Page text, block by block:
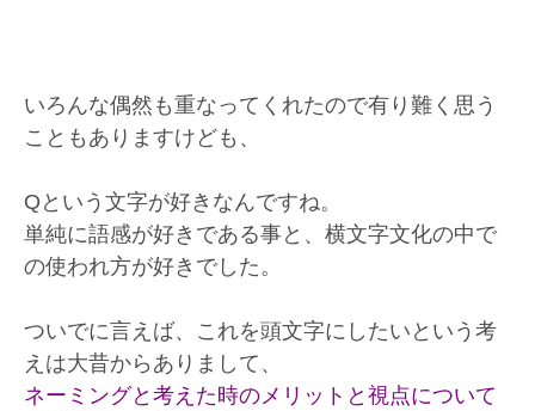
いろんな偶然も重なってくれたので有り難く思う
こともありますけども、
Qという文字が好きなんですね。
単純に語感が好きである事と、横文字文化の中で
の使われ方が好きでした。
ついでに言えば、これを頭文字にしたいという考
えは大昔からありまして、
ネーミングと考えた時のメリットと視点について